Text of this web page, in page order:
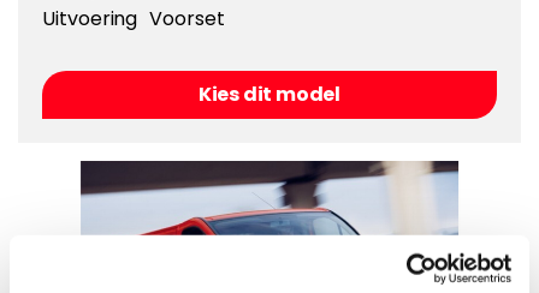
Uitvoering Voorset
Kies dit model